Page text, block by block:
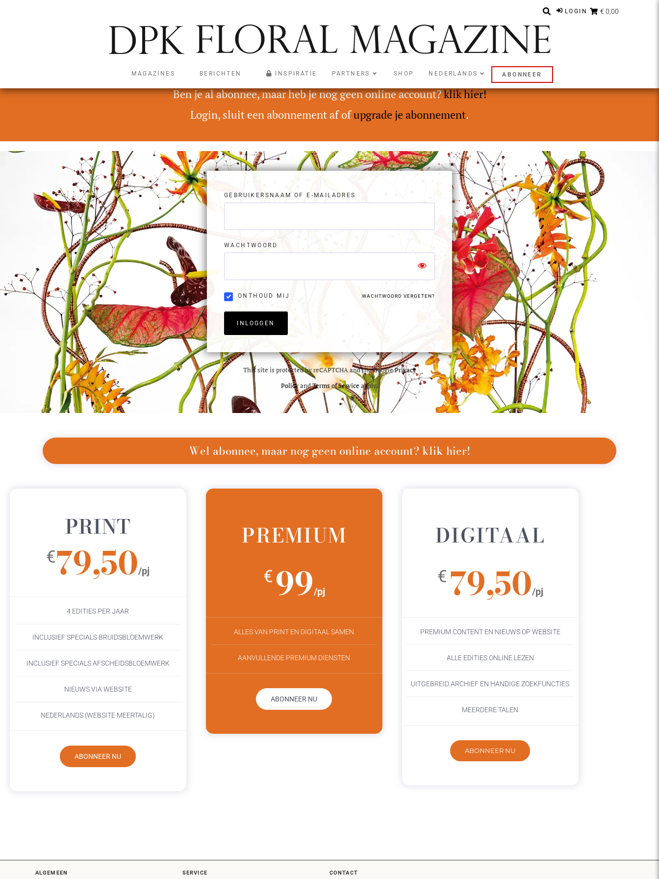
LOGIN € 0,00
MAGAZINES BERICHTEN INSPIRATIE PARTNERS SHOP NEDERLANDS ABONNEER
Deze content is alleen toegankelijk voor abonnees met een Digital Only of Premium abonnement.
Ben je al abonnee, maar heb je nog geen online account?klik hier!
Login, sluit een abonnement af ofupgrade je abonnement.
GEBRUIKERSNAAM OF E-MAILADRES
WACHTWOORD
ONTHOUD MIJ WACHTWOORD VERGETEN?
INLOGGEN
This site is protected by reCAPTCHA and the GooglePrivacy
PolicyandTerms of Service apply.
Wel abonnee, maar nog geen online account? klik hier!
PRINT
€79,50/pj
4 EDITIES PER JAAR
INCLUSIEF SPECIALS BRUIDSBLOEMWERK
INCLUSIEF SPECIALS AFSCHEIDSBLOEMWERK
NIEUWS VIA WEBSITE
NEDERLANDS (WEBSITE MEERTALIG)
ABONNEER NU
PREMIUM
€ 99/pj
ALLES VAN PRINT EN DIGITAAL SAMEN
AANVULLENDE PREMIUM DIENSTEN
ABONNEER NU
DIGITAAL
€ 79,50/pj
PREMIUM CONTENT EN NIEUWS OP WEBSITE
ALLE EDITIES ONLINE LEZEN
UITGEBREID ARCHIEF EN HANDIGE ZOEKFUNCTIES
MEERDERE TALEN
ABONNEER NU
ALGEMEEN SERVICE CONTACT